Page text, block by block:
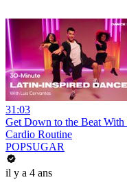
31:03
Get Down to the Beat
Cardio Routine
POPSUGAR
il y a 4 ans